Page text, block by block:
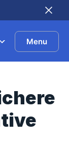
Menu